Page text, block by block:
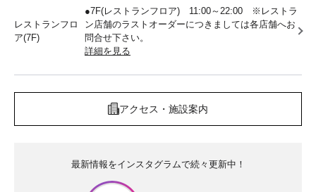
レストランフロ
ア(7F)
●7F(レストランフロア) 11:00～22:00 ※レストラ
ン店舗のラストオーダーにつきましては各店舗へお
問合せ下さい。
詳細を見る
アクセス・施設案内
最新情報をインスタグラムで続々更新中！